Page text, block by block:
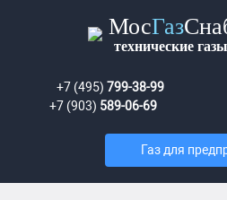
МосГаз
технические газы
+7 (495) 799-38-99
+7 (903) 589-06-69
Газ для